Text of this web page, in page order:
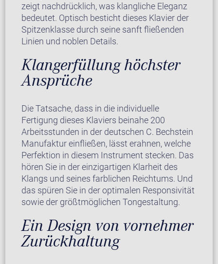
zeigt nachdrücklich, was klangliche Eleganz
bedeutet. Optisch besticht dieses Klavier der
Spitzenklasse durch seine sanft fließenden
Linien und noblen Details.
Klangerfüllung höchster
Ansprüche
Die Tatsache, dass in die individuelle
Fertigung dieses Klaviers beinahe 200
Arbeitsstunden in der deutschen C. Bechstein
Manufaktur einfließen, lässt erahnen, welche
Perfektion in diesem Instrument stecken. Das
hören Sie in der einzigartigen Klarheit des
Klangs und seines farblichen Reichtums. Und
das spüren Sie in der optimalen Responsivität
sowie der größtmöglichen Tongestaltung.
Ein Design von vornehmer
Zurückhaltung